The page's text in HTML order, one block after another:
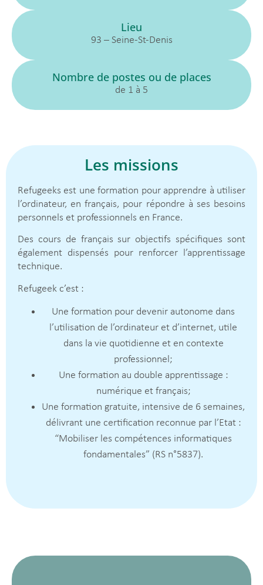
Lieu
93 – Seine-St-Denis
Nombre de postes ou de places
de 1 à 5
Les missions
Refugeeks est une formation pour apprendre à utiliser
l’ordinateur, en français, pour répondre à ses besoins
personnels et professionnels en France.
Des cours de français sur objectifs spécifiques sont
également dispensés pour renforcer l’apprentissage
technique.
Refugeek c’est :
Une formation pour devenir autonome dans
l’utilisation de l’ordinateur et d’internet, utile
dans la vie quotidienne et en contexte
professionnel;
Une formation au double apprentissage :
numérique et français;
Une formation gratuite, intensive de 6 semaines,
délivrant une certification reconnue par l’Etat :
“Mobiliser les compétences informatiques
fondamentales” (RS n°5837).